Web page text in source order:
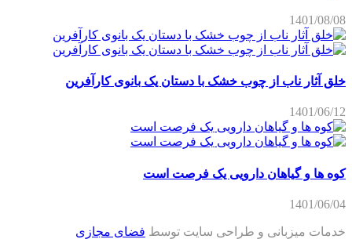
1401/08/08
خلق آثار ناب از چوب خشک با دستان یک بانوی کارآفرین
1401/06/12
کوه ها و گیاهان دارویی یک فرصت است
1401/06/04
خدمات میزبانی و طراحی سایت توسط فضای مجازی